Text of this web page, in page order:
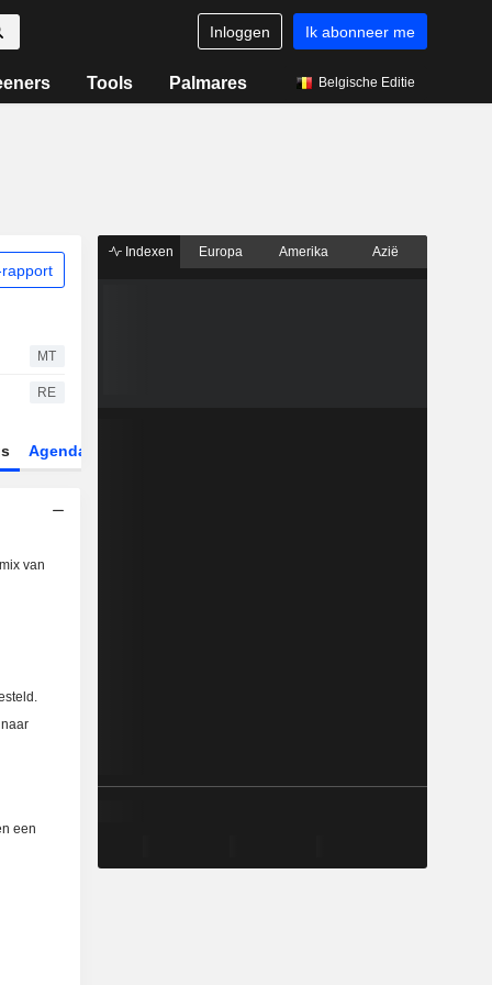
Inloggen Ik abonneer me
Tools Palmares Belgische Editie
MT
RE
Agenda
van
een
Indexen Europa Amerika Azië